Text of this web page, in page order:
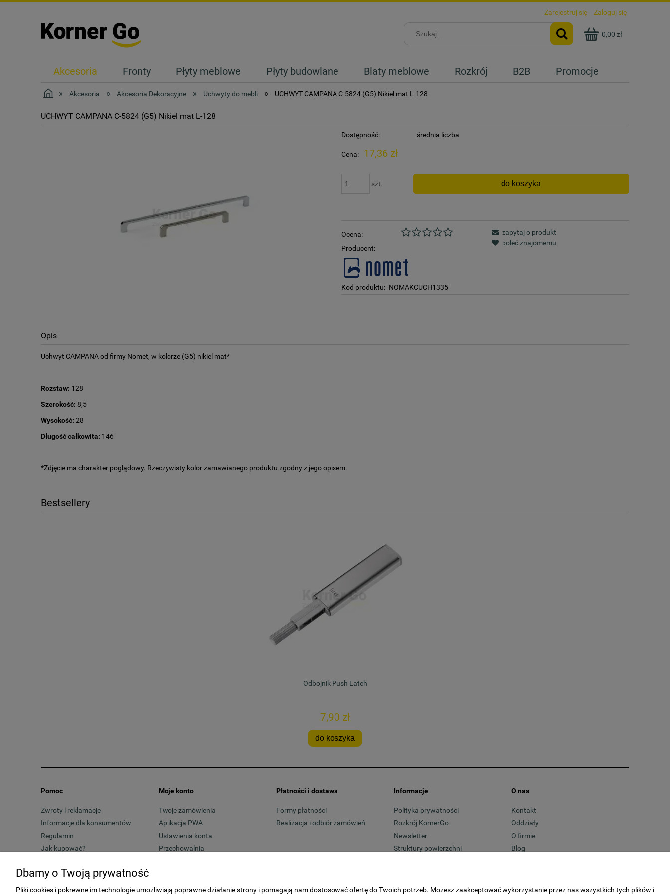
Zarejestruj się Zaloguj się
0,00 zł
Akcesoria Fronty Płyty meblowe Płyty budowlane Blaty meblowe Rozkrój B2B
Promocje
Kontakt
» Akcesoria » Akcesoria Dekoracyjne » Uchwyty do mebli » UCHWYT CAMPANA C-5824 (G5) Nikiel mat L-128
UCHWYT CAMPANA C-5824 (G5) Nikiel mat L-128
Dostępność: średnia liczba
Cena: 17,36 zł
szt. do koszyka
Ocena:
Producent:
Kod produktu: NOMAKCUCH1335
zapytaj o produkt
poleć znajomemu
Opis
Uchwyt CAMPANA od firmy Nomet, w kolorze (G5) nikiel mat*
Rozstaw: 128
Szerokość: 8,5
Wysokość: 28
Długość całkowita: 146
*Zdjęcie ma charakter poglądowy. Rzeczywisty kolor zamawianego produktu zgodny z jego opisem.
Bestsellery
Odbojnik Push Latch
7,90 zł
do koszyka
Pomoc
Zwroty i reklamacje
Informacje dla konsumentów
Regulamin
Jak kupować?
Moje konto
Twoje zamówienia
Aplikacja PWA
Ustawienia konta
Przechowalnia
Płatności i dostawa
Formy płatności
Realizacja i odbiór zamówień
Informacje
Polityka prywatności
Rozkrój KornerGo
Newsletter
Struktury powierzchni
O nas
Kontakt
Oddziały
O firmie
Blog
Dbamy o Twoją prywatność
Pliki cookies i pokrewne im technologie umożliwiają poprawne działanie strony i pomagają nam dostosować ofertę do Twoich potrzeb. Możesz zaakceptować wykorzystanie przez nas wszystkich tych plików i